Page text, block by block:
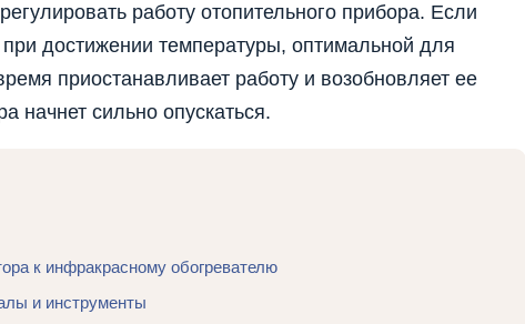
работу отопительного прибора. Если
достижении температуры, оптимальной для
приостанавливает работу и возобновляет ее
начнет сильно опускаться.
к инфракрасному обогревателю
и инструменты